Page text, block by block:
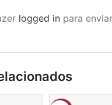
logged in para